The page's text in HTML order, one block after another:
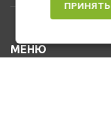
МЕНЮ
ПРИНЯТЬ